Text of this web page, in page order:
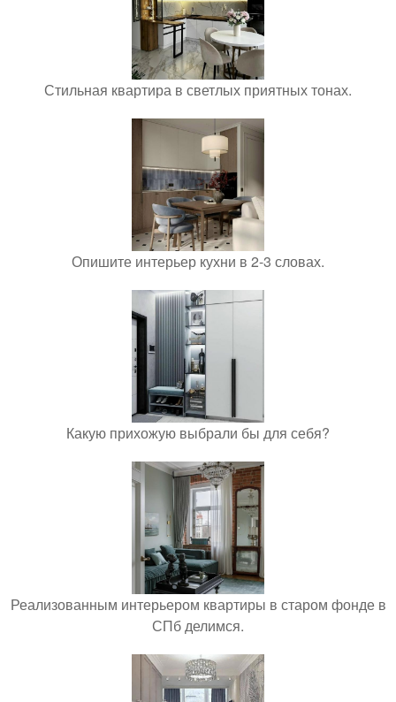
Стильная квартира в светлых приятных тонах.
Опишите интерьер кухни в 2-3 словах.
Какую прихожую выбрали бы для себя?
Реализованным интерьером квартиры в старом фонде в
СПб делимся.